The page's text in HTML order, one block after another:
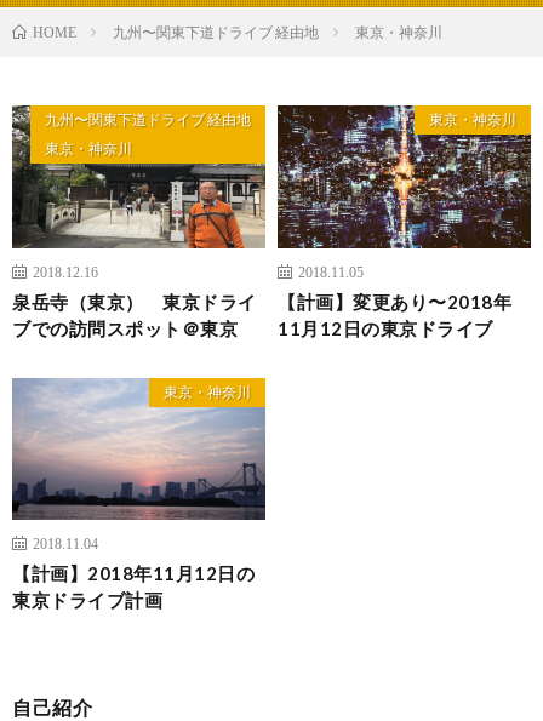
HOME 九州〜関東下道ドライブ 経由地 東京・神奈川
九州〜関東下道ドライブ 経由地
東京・神奈川
2018.12.16
泉岳寺（東京） 東京ドライ
ブでの訪問スポット＠東京
東京・神奈川
2018.11.05
【計画】変更あり〜2018年
11月12日の東京ドライブ
東京・神奈川
2018.11.04
【計画】2018年11月12日の
東京ドライブ計画
自己紹介